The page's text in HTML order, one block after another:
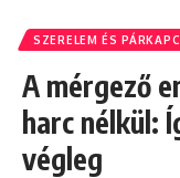
SZERELEM ÉS
A mérgező
harc nélkül:
végleg